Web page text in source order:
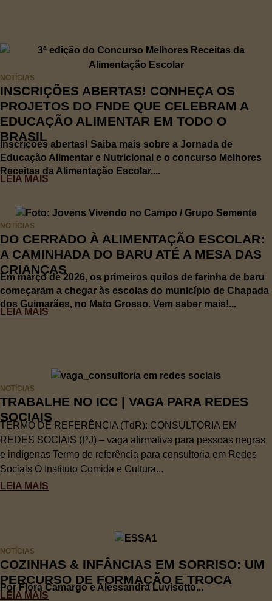
NOTÍCIAS
INSCRIÇÕES ABERTAS! CONHEÇA OS
PROJETOS DO FNDE QUE CELEBRAM A
EDUCAÇÃO ALIMENTAR EM TODO O
BRASIL
Inscrições abertas! Saiba mais sobre a Jornada de
Educação Alimentar e Nutricional e o concurso Melhores
Receitas da Alimentação Escolar....
LEIA MAIS
NOTÍCIAS
DO CERRADO À ALIMENTAÇÃO ESCOLAR:
A CAMINHADA DO BARU ATÉ A MESA DAS
CRIANÇAS
Em março de 2026, os primeiros quilos de farinha de baru
começaram a chegar às escolas do município de Chapada
dos Guimarães, no Mato Grosso. Vem saber mais!...
LEIA MAIS
NOTÍCIAS
TRABALHE NO ICC | VAGA PARA REDES
SOCIAIS
TERMO DE REFERÊNCIA (TdR): CONSULTORIA EM
REDES SOCIAIS (PJ) – vaga afirmativa para pessoas negras
e indígenas Termo de referência para consultoria em Redes
Sociais O Instituto Comida e Cultura...
LEIA MAIS
NOTÍCIAS
COZINHAS & INFÂNCIAS EM SORRISO: UM
PERCURSO DE FORMAÇÃO E TROCA
Por Flora Camargo e Alessandra Luvisotto...
LEIA MAIS